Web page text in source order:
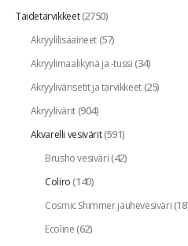
Taidetarvikkeet(2750)
Akryylilisäaineet(57)
Akryylimaalikynä ja -tussi(34)
Akryylivärisetit ja tarvikkeet(25)
Akryylivärit(904)
Akvarelli vesivärit(591)
Brusho vesiväri(42)
Coliro (140)
Cosmic Shimmer jauhevesiväri
Ecoline(62)